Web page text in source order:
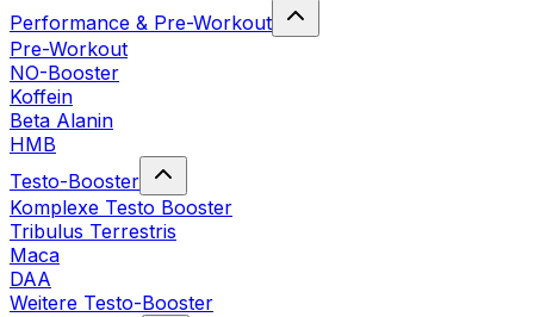
Performance & Pre-Workout
Pre-Workout
NO-Booster
Koffein
Beta Alanin
HMB
Testo-Booster
Komplexe Testo Booster
Tribulus Terrestris
Maca
DAA
Weitere Testo-Booster